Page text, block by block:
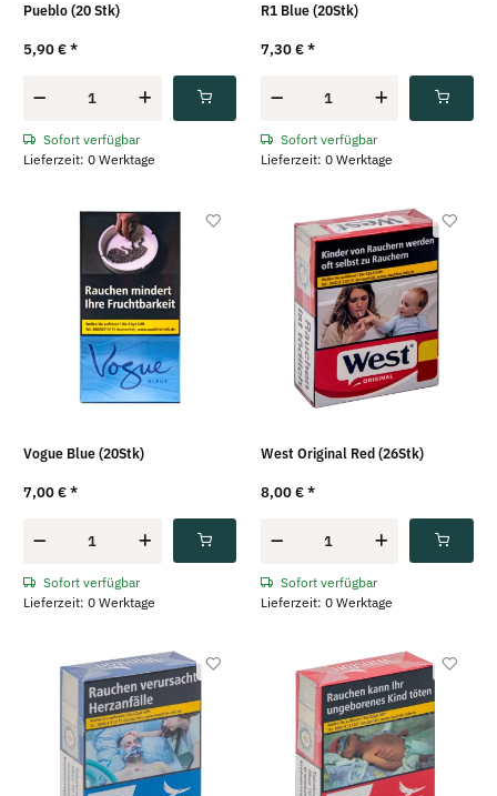
Pueblo (20 Stk)
5,90 €*
Sofort verfügbar
Lieferzeit: 0 Werktage
R1 Blue (20Stk)
7,30 €*
Sofort verfügbar
Lieferzeit: 0 Werktage
Vogue Blue (20Stk)
7,00 €*
Sofort verfügbar
Lieferzeit: 0 Werktage
West Original Red (26Stk)
8,00 €*
Sofort verfügbar
Lieferzeit: 0 Werktage